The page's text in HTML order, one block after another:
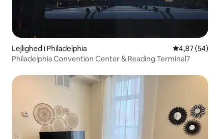
Lejlighed i Philadelphia 4,87 ud af 5 i
4,87 (54)
Philadelphia Convention Center & Reading Terminal7